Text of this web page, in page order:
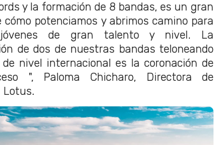
y la formación de 8 bandas, es un gran
cómo potenciamos y abrimos camino para
jóvenes de gran talento y nivel. La
de dos de nuestras bandas teloneando
nivel internacional es la coronación de
", Paloma Chicharo, Directora de
Lotus.